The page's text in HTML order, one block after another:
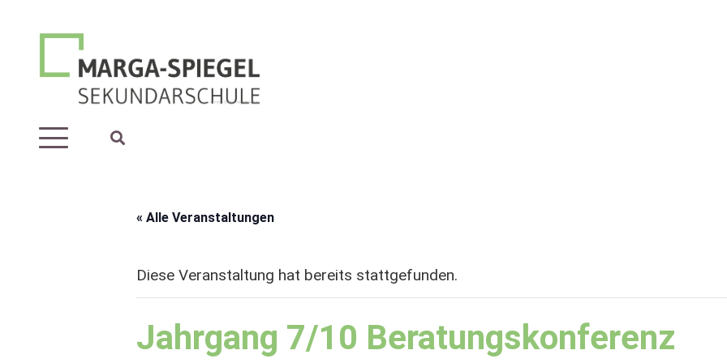
« Alle Veranstaltungen
Diese Veranstaltung hat bereits stattgefunden.
Jahrgang 7/10 Beratungskonferenz